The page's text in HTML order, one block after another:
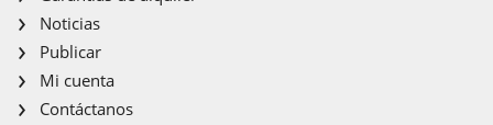
Noticias
Publicar
Mi cuenta
Contáctanos